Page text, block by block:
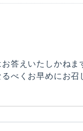
答えいたしかねま
べくお早めにお召